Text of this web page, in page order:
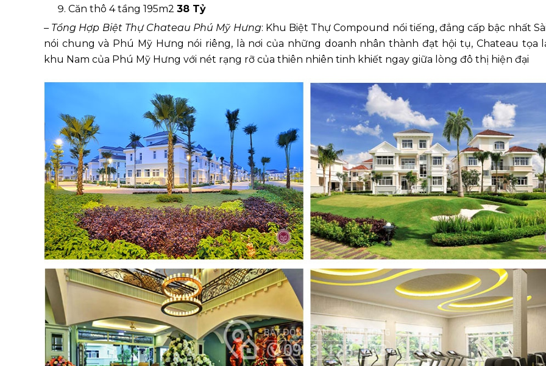
Căn thô 4 tầng 195m2 38 Tỷ
– Tổng Hợp Biệt Thự Chateau Phú Mỹ Hưng: Khu Biệt Thự Compound nổi tiếng, đẳng cấp bậc nhất
nói chung và Phú Mỹ Hưng nói riêng, là nơi của những doanh nhân thành đạt hội tụ, Chateau tọa
khu Nam của Phú Mỹ Hưng với nét rạng rỡ của thiên nhiên tinh khiết ngay giữa lòng đô thị hiện đại